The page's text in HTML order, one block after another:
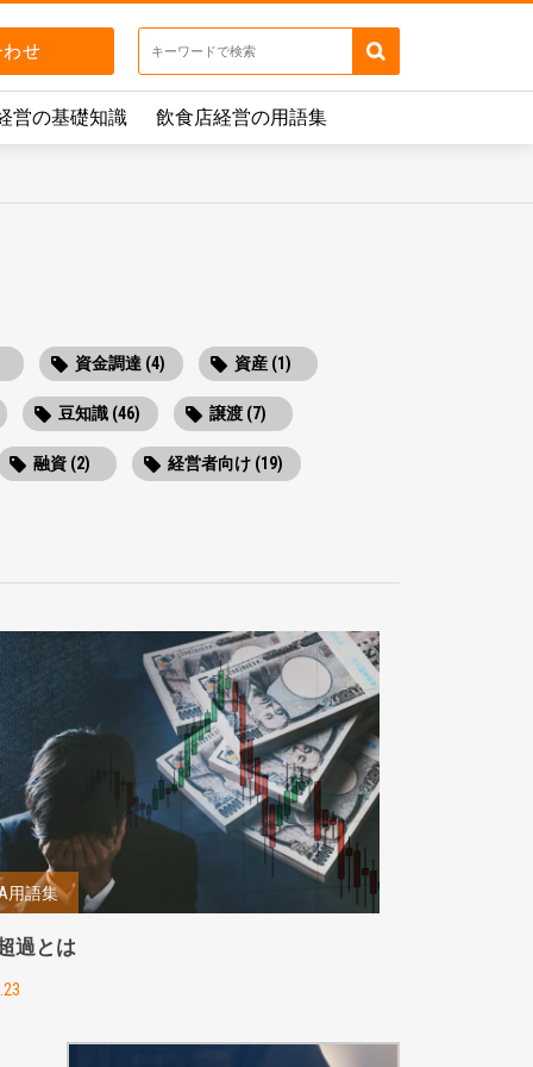
営の基礎知識 飲食店経営の用語集
資金調達 (4) 資産 (1)
豆知識 (46) 譲渡 (7)
融資 (2) 経営者向け (19)
用語集
過とは